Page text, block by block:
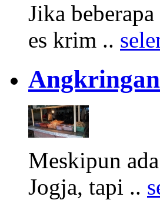
Jika
es krim ..
Meskipun
Jogja, tapi ..